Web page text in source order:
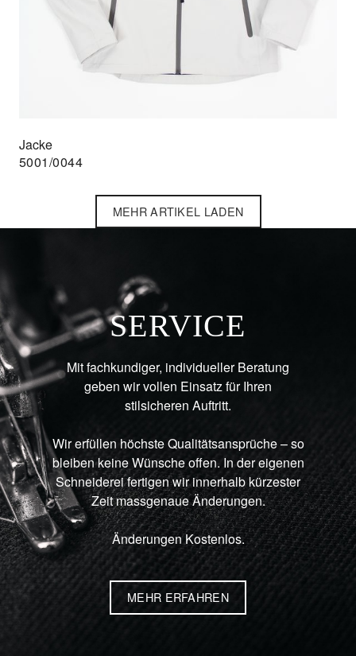
Jacke
5001/0044
MEHR ARTIKEL LADEN
SERVICE
Mit fachkundiger, individueller Beratung
geben wir vollen Einsatz für Ihren
stilsicheren Auftritt.
Wir erfüllen höchste Qualitätsansprüche – so
bleiben keine Wünsche offen. In der eigenen
Schneiderei fertigen wir innerhalb kürzester
Zeit massgenaue Änderungen.
Änderungen Kostenlos.
MEHR ERFAHREN